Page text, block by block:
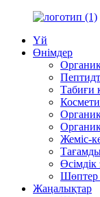
Үй
Өнімдер
Табиғи
Жеміс-
Шөптер
Жаңалықтар